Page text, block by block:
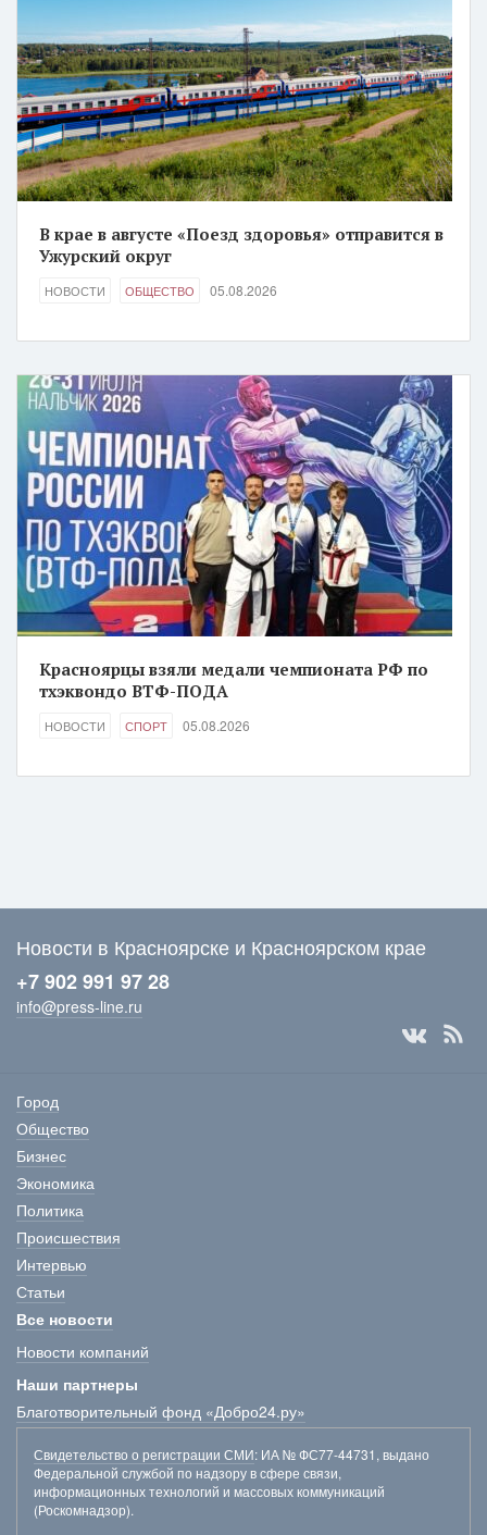
В крае в августе «Поезд здоровья» отправится в
Ужурский округ
НОВОСТИ ОБЩЕСТВО 05.08.2026
Красноярцы взяли медали чемпионата РФ по
тхэквондо ВТФ-ПОДА
НОВОСТИ СПОРТ 05.08.2026
Новости в Красноярске и Красноярском крае
+7 902 991 97 28
info@press-line.ru
Город
Общество
Бизнес
Экономика
Политика
Происшествия
Интервью
Статьи
Все новости
Новости компаний
Наши партнеры
Благотворительный фонд «Добро24.ру»
Свидетельство о регистрации СМИ: ИА № ФС77-44731, выдано
Федеральной службой по надзору в сфере связи,
информационных технологий и массовых коммуникаций
(Роскомнадзор).